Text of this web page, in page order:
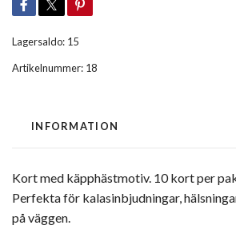
Lagersaldo: 15
Artikelnummer: 18
INFORMATION
Kort med käpphästmotiv. 10 kort per
Perfekta för kalasinbjudningar,
på väggen.